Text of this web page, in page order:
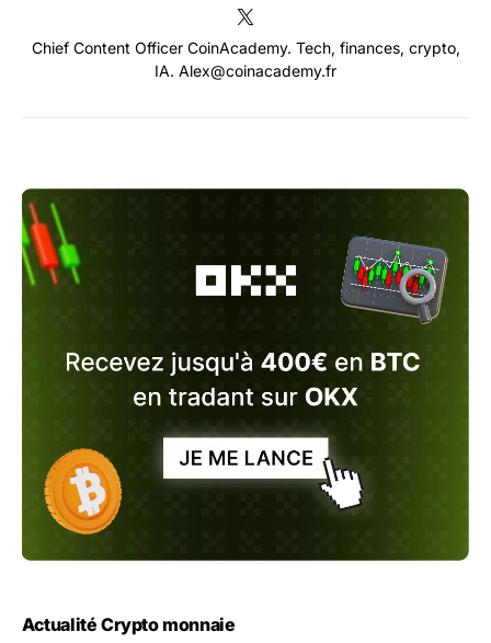
Chief Content Officer CoinAcademy. Tech, finances, crypto,
IA. Alex@coinacademy.fr
Actualité Crypto monnaie